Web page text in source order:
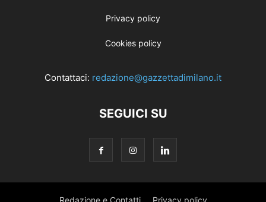
Privacy policy
Cookies policy
Contattaci: redazione@gazzettadimilano.it
SEGUICI SU
Redazione e Contatti Privacy policy